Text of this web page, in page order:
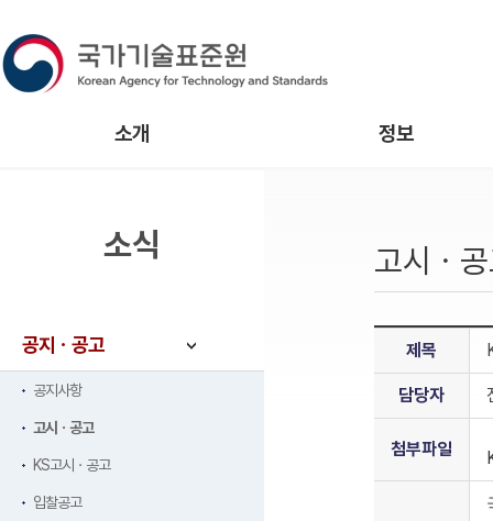
소개 정보
고시ㆍ
제목
담당자
첨부파일
소식
공지ㆍ공고
공지사항
고시ㆍ공고
KS고시ㆍ공고
입찰공고